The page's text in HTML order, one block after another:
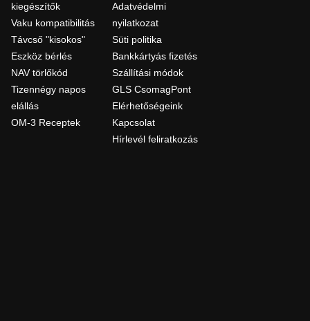
kiegészítők
Vaku kompatibilitás
Távcső "kisokos"
Eszköz bérlés
NAV törlőkód
Tizennégy napos
elállás
OM-3 Receptek
Adatvédelmi
nyilatkozat
Süti politika
Bankkártyás fizetés
Szállítási módok
GLS CsomagPont
Elérhetőségeink
Kapcsolat
Hírlevél feliratkozás